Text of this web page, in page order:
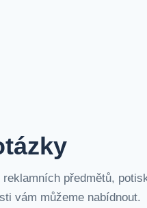
předmětů,
vám můžeme nabídnout.